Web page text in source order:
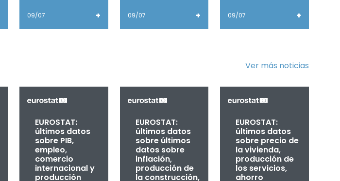
09/07 + 09/07 + 09/07 +
Ver más noticias
EUROSTAT:
últimos datos
sobre PIB,
empleo,
comercio
internacional y
producción
EUROSTAT:
últimos datos
sobre últimos
datos sobre
inflación,
producción de
la construcción,
EUROSTAT:
últimos datos
sobre precio de
la vivienda,
producción de
los servicios,
ahorro